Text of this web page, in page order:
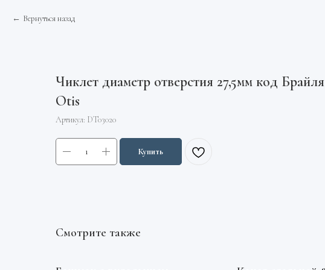
Вернуться назад
Чиклет диаметр отверстия 27,5мм код
Otis
Артикул: DT03020
Купить
Смотрите также